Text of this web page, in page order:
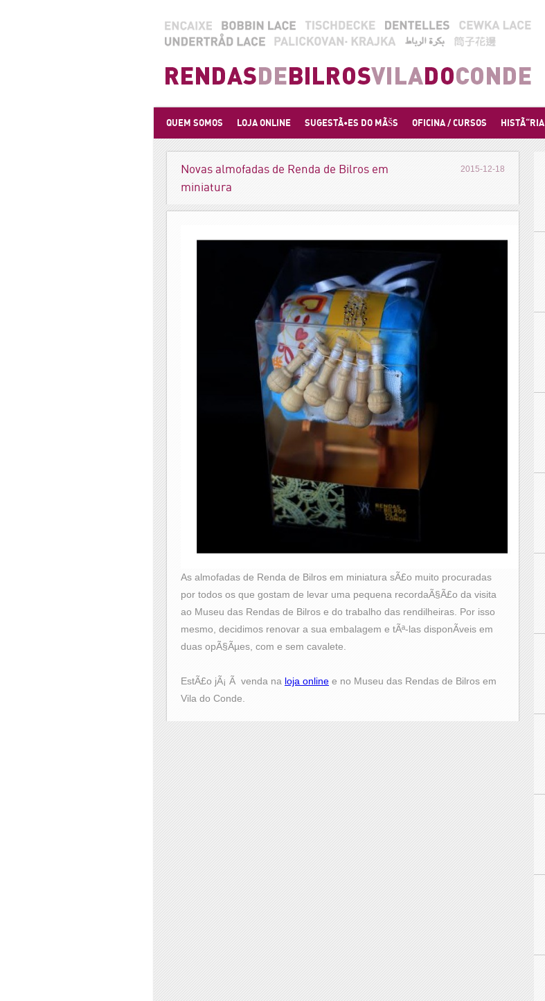
QUEM SOMOS LOJA ONLINE SUGESTÃ•ES DO MÃŠS OFICINA / CURSOS HISTÃ“RIA
Novas almofadas de Renda de Bilros em
miniatura
2015-12-18
As almofadas de Renda de Bilros em miniatura sÃ£o muito procuradas
por todos os que gostam de levar uma pequena recordaÃ§Ã£o da visita
ao Museu das Rendas de Bilros e do trabalho das rendilheiras. Por isso
mesmo, decidimos renovar a sua embalagem e tÃª-las disponÃ­veis em
duas opÃ§Ãµes, com e sem cavalete.
EstÃ£o jÃ¡ Ã venda na loja online e no Museu das Rendas de Bilros em
Vila do Conde.